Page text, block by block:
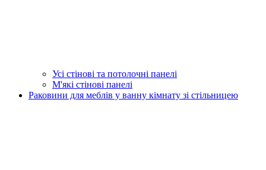
Усі стінові та потолочні панелі
М'які стінові панелі
Раковини для меблів у ванну кімнату зі стільницею